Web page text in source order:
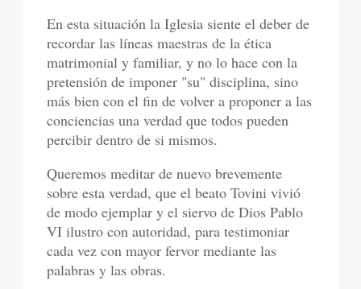
En esta situación la Iglesia siente el deber de
recordar las líneas maestras de la ética
matrimonial y familiar, y no lo hace con la
pretensión de imponer "su" disciplina, sino
más bien con el fin de volver a proponer a las
conciencias una verdad que todos pueden
percibir dentro de si mismos.
Queremos meditar de nuevo brevemente
sobre esta verdad, que el beato Tovini vivió
de modo ejemplar y el siervo de Dios Pablo
VI ilustro con autoridad, para testimoniar
cada vez con mayor fervor mediante las
palabras y las obras.